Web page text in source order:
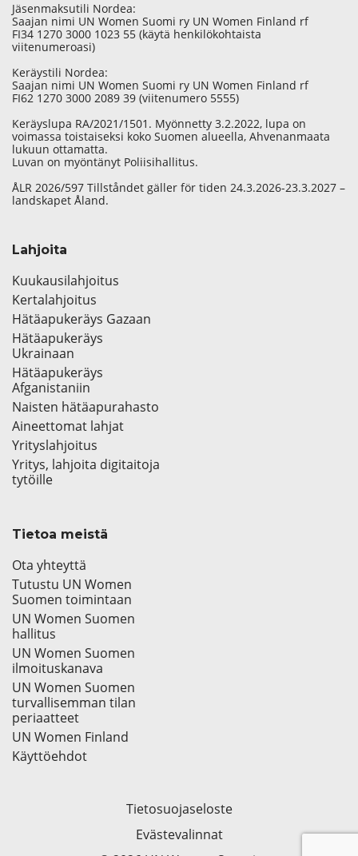
Jäsenmaksutili Nordea:
Saajan nimi UN Women Suomi ry UN Women Finland rf
FI34 1270 3000 1023 55 (käytä henkilökohtaista
viitenumeroasi)
Keräystili Nordea:
Saajan nimi UN Women Suomi ry UN Women Finland rf
FI62 1270 3000 2089 39 (viitenumero 5555)
Keräyslupa RA/2021/1501. Myönnetty 3.2.2022, lupa on
voimassa toistaiseksi koko Suomen alueella, Ahvenanmaata
lukuun ottamatta.
Luvan on myöntänyt Poliisihallitus.
ÅLR 2026/597 Tillståndet gäller för tiden 24.3.2026-23.3.2027 –
landskapet Åland.
Lahjoita
Kuukausilahjoitus
Kertalahjoitus
Hätäapukeräys Gazaan
Hätäapukeräys
Ukrainaan
Hätäapukeräys
Afganistaniin
Naisten hätäapurahasto
Aineettomat lahjat
Yrityslahjoitus
Yritys, lahjoita digitaitoja
tytöille
Tietoa meistä
Ota yhteyttä
Tutustu UN Women
Suomen toimintaan
UN Women Suomen
hallitus
UN Women Suomen
ilmoituskanava
UN Women Suomen
turvallisemman tilan
periaatteet
UN Women Finland
Käyttöehdot
Tietosuojaseloste
Evästevalinnat